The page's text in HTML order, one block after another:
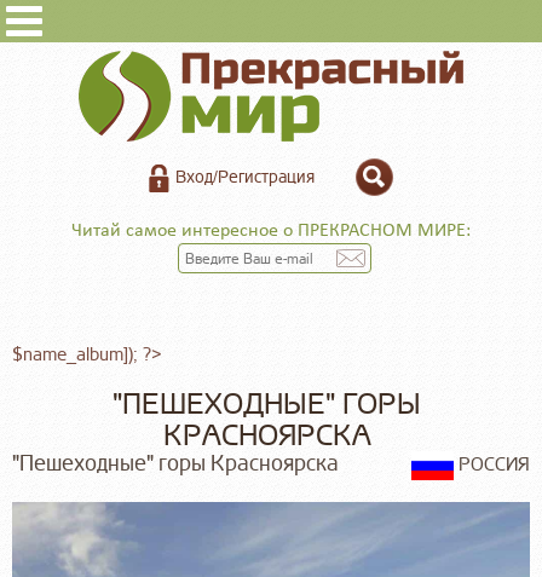
Вход/Регистрация
Читай самое интересное о ПРЕКРАСНОМ МИРЕ:
$name_album]); ?>
"ПЕШЕХОДНЫЕ" ГОРЫ
КРАСНОЯРСКА
"Пешеходные" горы Красноярска РОССИЯ